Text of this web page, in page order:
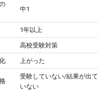
中1
1年以上
高校受験対策
上がった
受験していない/結果が出て
いない